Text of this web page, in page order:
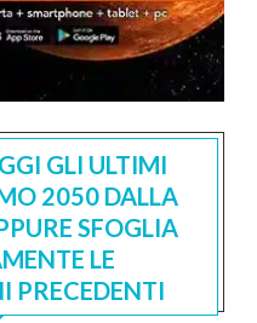
GLI ULTIMI
2050 DALLA
SFOGLIA
LE
PRECEDENTI